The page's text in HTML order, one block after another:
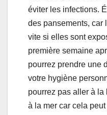
éviter les infections.
des pansements, car
vite si elles sont
première semaine
pourrez prendre une
votre hygiène
pourrez pas aller à
à la mer car cela